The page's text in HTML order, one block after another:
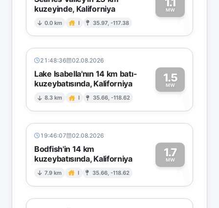
kuzeyinde, Kaliforniya
0.0 km I 35.97, -117.38
MW1
21:48:36 02.08.2026
Lake Isabella'nın 14 km batı-
kuzeybatısında, Kaliforniya
8.3 km I 35.66, -118.62
1.5
MW1
19:46:07 02.08.2026
Bodfish'in 14 km
kuzeybatısında, Kaliforniya
7.9 km I 35.66, -118.62
1.7
MW1